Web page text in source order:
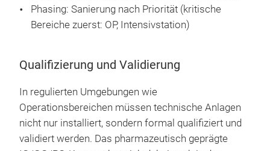
Phasing: Sanierung nach Priorität (kritische
Bereiche zuerst: OP, Intensivstation)
Qualifizierung und Validierung
In regulierten Umgebungen wie
Operationsbereichen müssen technische Anlagen
nicht nur installiert, sondern formal qualifiziert und
validiert werden. Das pharmazeutisch geprägte